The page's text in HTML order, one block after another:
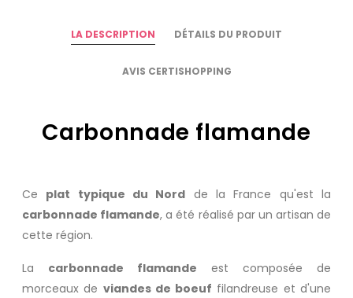
LA DESCRIPTION DÉTAILS DU PRODUIT
AVIS CERTISHOPPING
Carbonnade flamande
Ce plat typique du Nord de la France qu'est la
carbonnade flamande, a été réalisé par un artisan de
cette région.
La carbonnade flamande est composée de
morceaux de viandes de boeuf filandreuse et d'une